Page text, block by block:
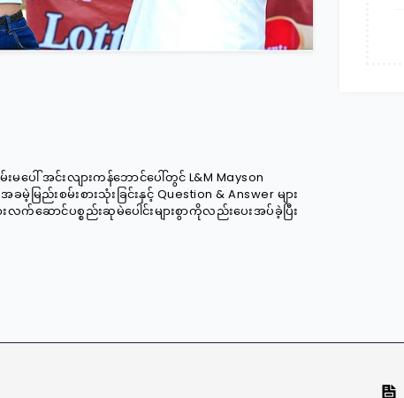
ေါ် အင်းလျားကန်ဘောင်ပေါ်တွင် L&M Mayson
ြည်းစမ်းစားသုံးခြင်းနှင့် Question & Answer များ
လက်ဆောင်ပစ္စည်း‌ဆုမဲပေါင်းများစွာကိုလည်းပေးအပ်ခဲ့ပြီး